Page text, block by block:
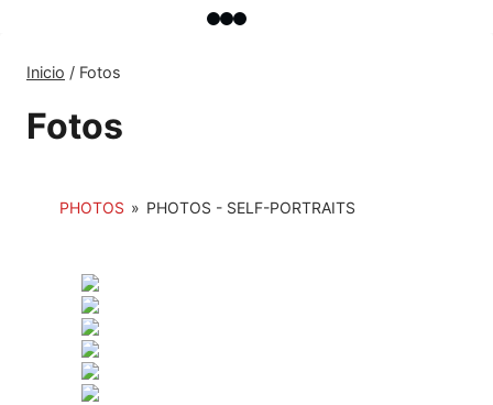
Inicio / Fotos
Fotos
PHOTOS » PHOTOS - SELF-PORTRAITS